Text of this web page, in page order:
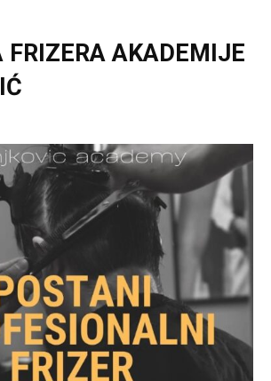
FRIZERA AKADEMIJE